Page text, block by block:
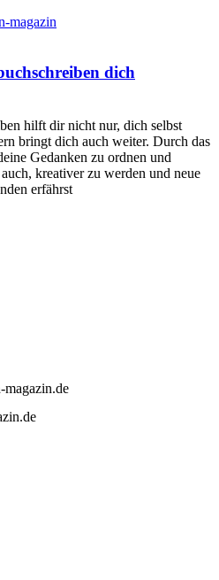
dich
hilft dir nicht nur, dich selbst
bringt dich auch weiter. Durch das
Gedanken zu ordnen und
kreativer zu werden und neue
erfährst
magazin.de